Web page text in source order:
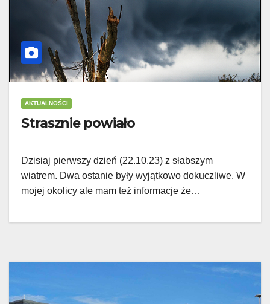
AKTUALNOŚCI
Strasznie powiało
Dzisiaj pierwszy dzień (22.10.23) z słabszym
wiatrem. Dwa ostanie były wyjątkowo dokuczliwe. W
mojej okolicy ale mam też informacje że…